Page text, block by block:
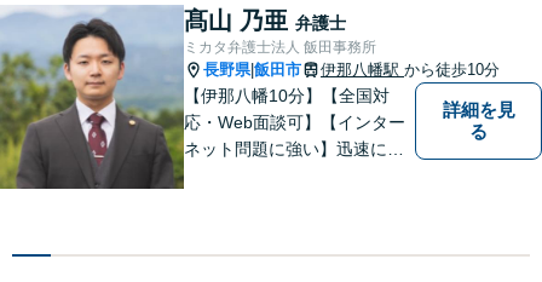
は日本全国です。 遠方の方は
Web面談や電話でのご連絡が
可能です。
髙山 乃亜 弁護士
ミカタ弁護士法人 飯田事務所
長野県|飯田市 伊那八幡駅 から徒歩10分
【伊那八幡10分】【全国対
応・Web面談可】【インター
ネット問題に強い】迅速に対
のようなことでも、お気軽に
詳細を見
る